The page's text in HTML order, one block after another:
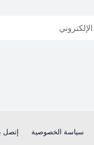
سياسة الخصوصية إتصل